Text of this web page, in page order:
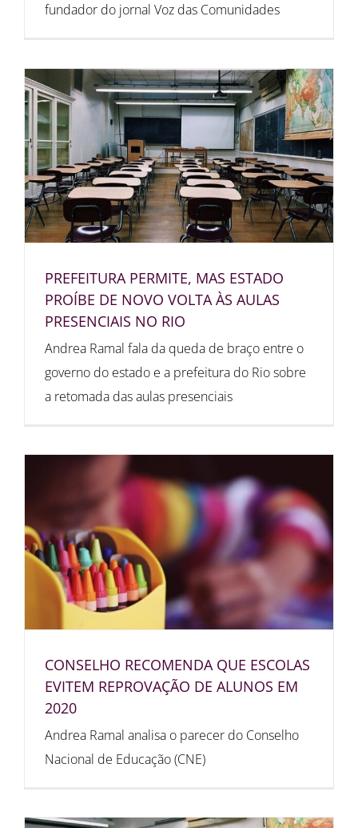
fundador do jornal Voz das Comunidades
PREFEITURA PERMITE, MAS ESTADO
PROÍBE DE NOVO VOLTA ÀS AULAS
PRESENCIAIS NO RIO
Andrea Ramal fala da queda de braço entre o
governo do estado e a prefeitura do Rio sobre
a retomada das aulas presenciais
CONSELHO RECOMENDA QUE ESCOLAS
EVITEM REPROVAÇÃO DE ALUNOS EM
2020
Andrea Ramal analisa o parecer do Conselho
Nacional de Educação (CNE)